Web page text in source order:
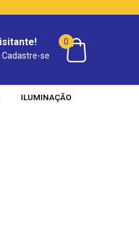
Cadastre-se
0
ILUMINAÇÃO